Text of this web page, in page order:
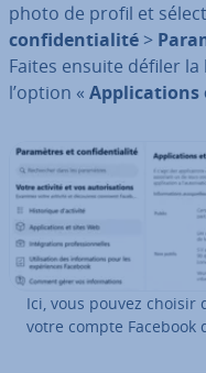
photo de profil et
con­fi­den­tia­lité >
Faites ensuite défiler
l’option « Ap­pli­ca­tions
Ici, vous pouvez choisir
votre compte Facebook